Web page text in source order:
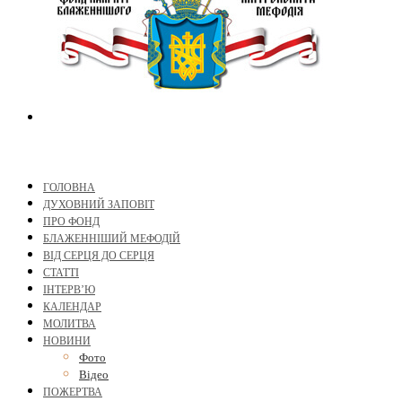
ГОЛОВНА
ДУХОВНИЙ ЗАПОВІТ
ПРО ФОНД
БЛАЖЕННІШИЙ МЕФОДІЙ
ВІД СЕРЦЯ ДО СЕРЦЯ
СТАТТІ
ІНТЕРВ’Ю
КАЛЕНДАР
МОЛИТВА
НОВИНИ
Фото
Відео
ПОЖЕРТВА